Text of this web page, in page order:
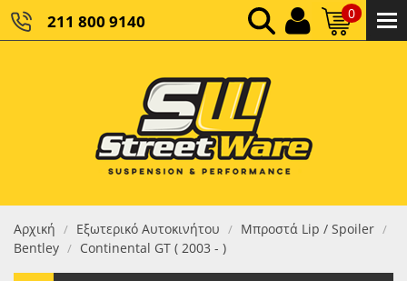
211 800 9140 0
ΚΑΘΑΡΌ ΣΎΝΟΛΟ:
ΤΕΛΙΚΌ ΣΎΝΟΛΟ:0,00 €
Αρχική / Εξωτερικό Αυτοκινήτου / Μπροστά Lip / Spoiler /
Bentley / Continental GT ( 2003 - )